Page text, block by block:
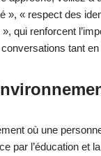
», « respect des
qui renforcent
tant en
où une
par l’éducation et